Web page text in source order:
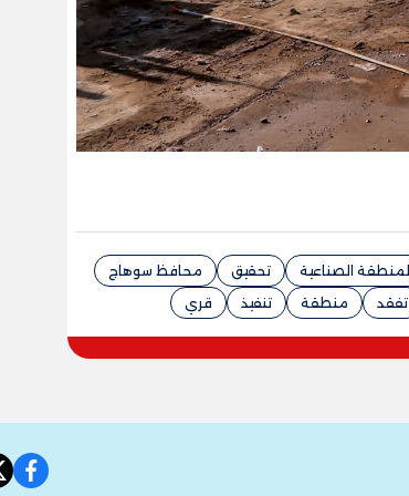
المنطقة الصناعية تحقيق
محافظ سوهاج
تفقد منطقة تنفيذ قري